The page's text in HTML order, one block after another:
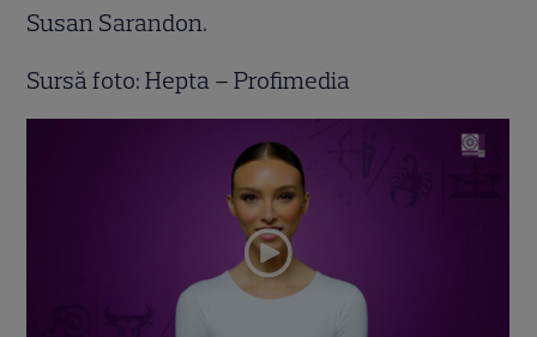
Susan Sarandon.
Sursă foto: Hepta – Profimedia